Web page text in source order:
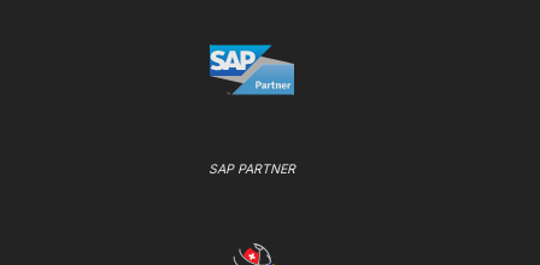
SAP PARTNER